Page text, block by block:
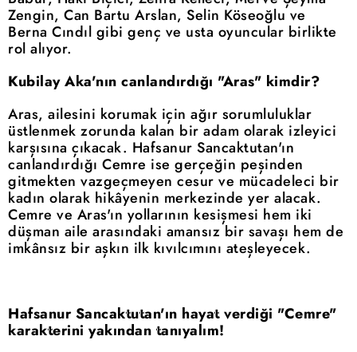
Zengin, Can Bartu Arslan, Selin Köseoğlu ve
Berna Cındıl gibi genç ve usta oyuncular birlikte
rol alıyor.
Kubilay Aka'nın canlandırdığı "Aras" kimdir?
Aras, ailesini korumak için ağır sorumluluklar
üstlenmek zorunda kalan bir adam olarak izleyici
karşısına çıkacak. Hafsanur Sancaktutan'ın
canlandırdığı Cemre ise gerçeğin peşinden
gitmekten vazgeçmeyen cesur ve mücadeleci bir
kadın olarak hikâyenin merkezinde yer alacak.
Cemre ve Aras'ın yollarının kesişmesi hem iki
düşman aile arasındaki amansız bir savaşı hem de
imkânsız bir aşkın ilk kıvılcımını ateşleyecek.
Hafsanur Sancaktutan'ın hayat verdiği "Cemre"
karakterini yakından tanıyalım!